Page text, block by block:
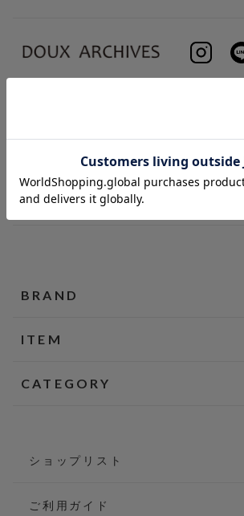
BRAND
ITEM
CATEGORY
ショップリスト
ご利用ガイド